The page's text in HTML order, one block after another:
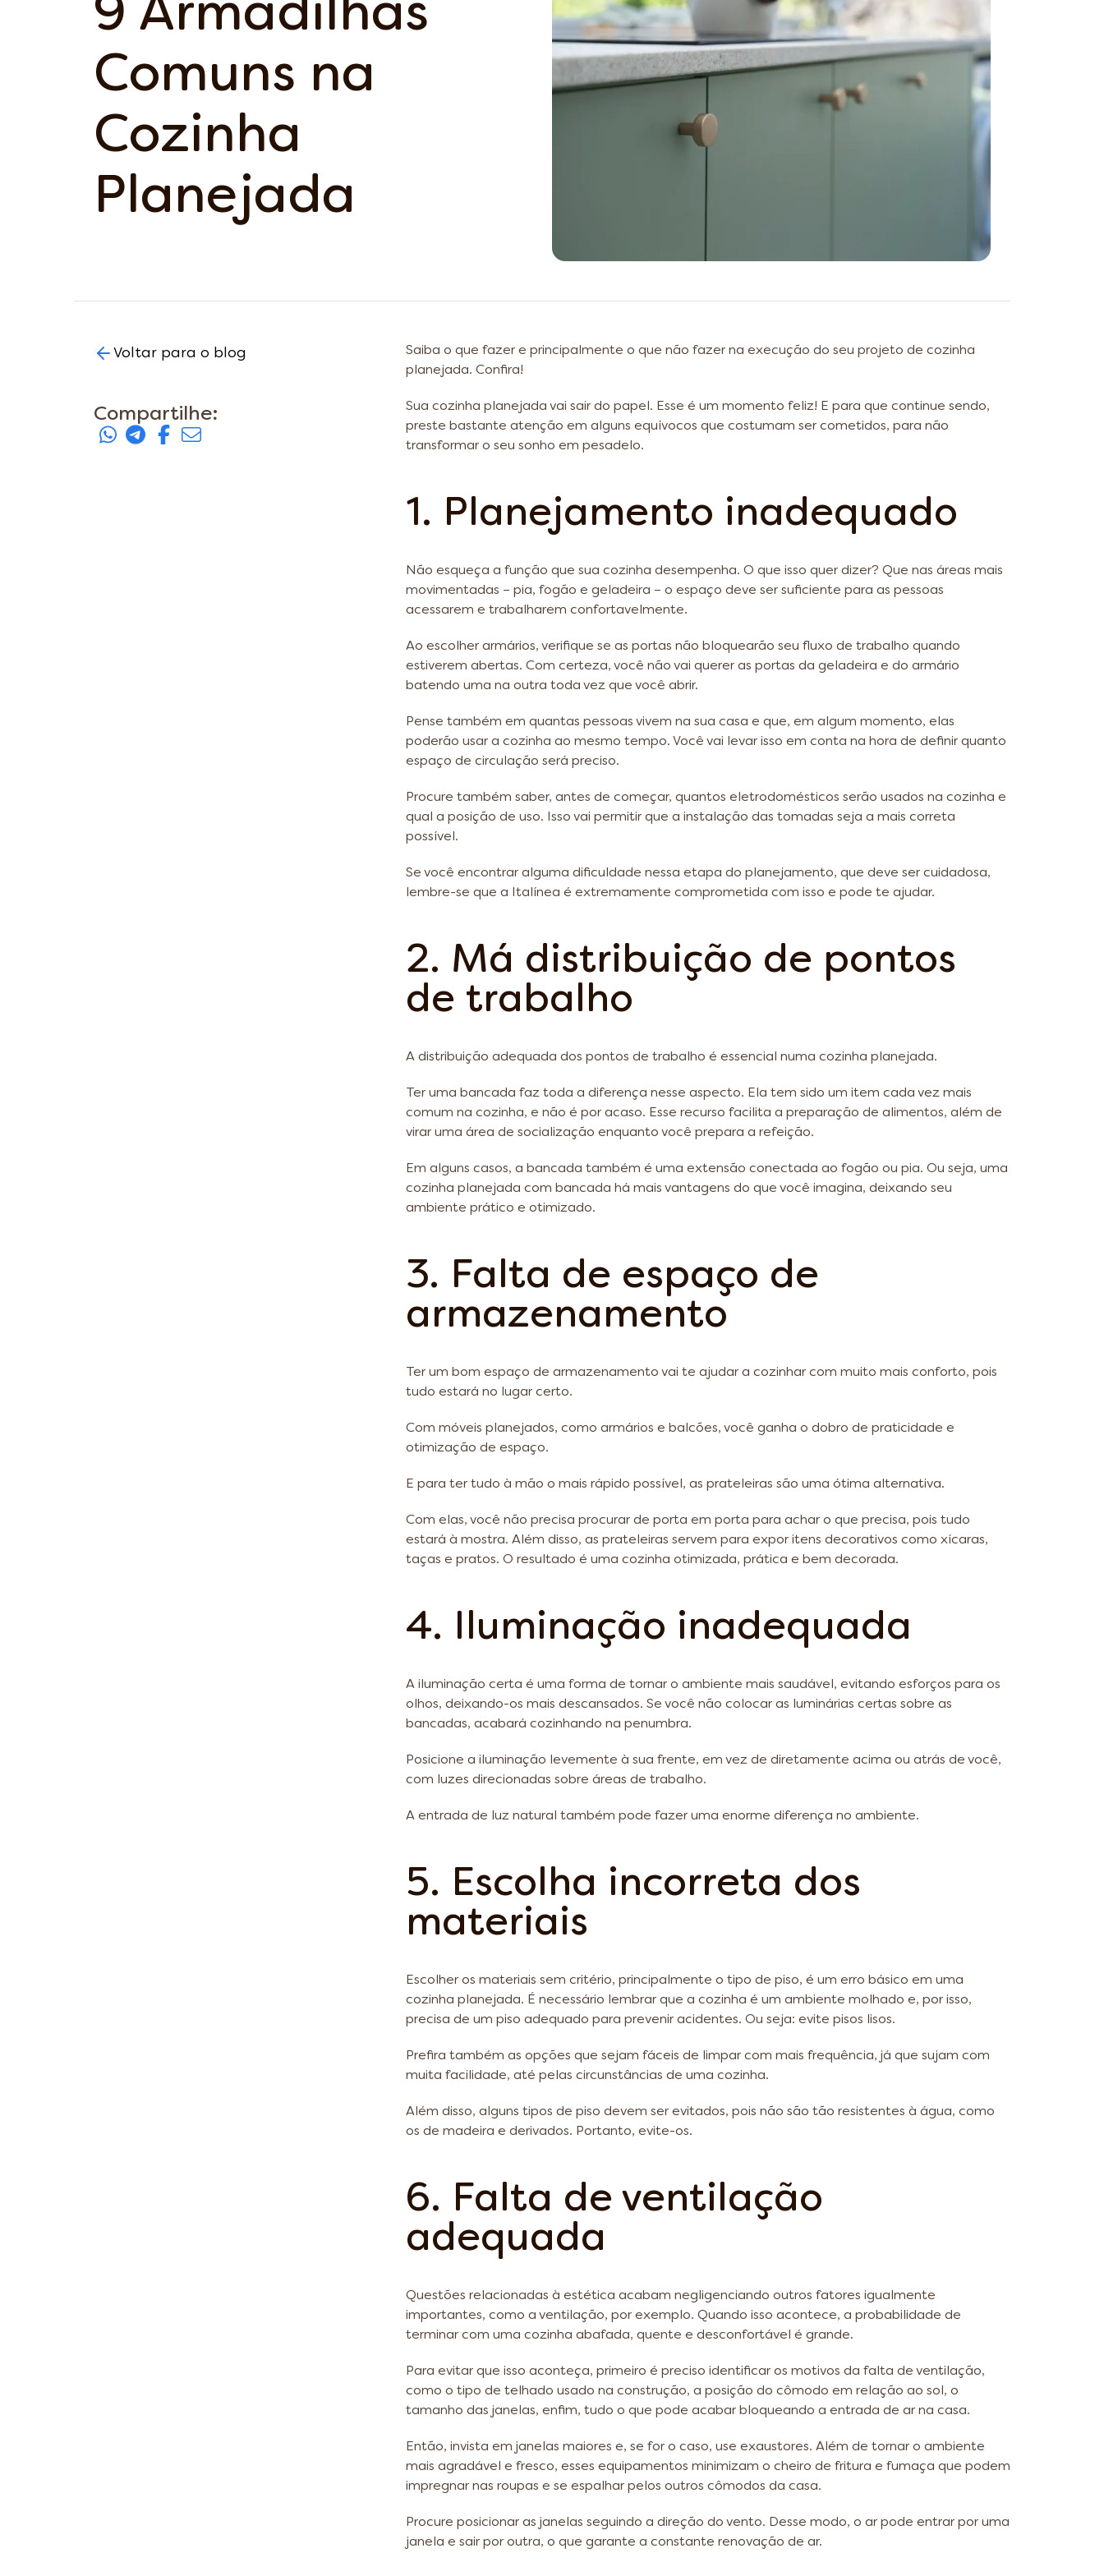
9 Armadilhas
Comuns na
Cozinha
Planejada
Voltar para o blog
Compartilhe:
Saiba o que fazer e principalmente o que não fazer na execução do seu projeto de cozinha
planejada. Confira!
Sua cozinha planejada vai sair do papel. Esse é um momento feliz! E para que continue sendo,
preste bastante atenção em alguns equívocos que costumam ser cometidos, para não
transformar o seu sonho em pesadelo.
1. Planejamento inadequado
Não esqueça a função que sua cozinha desempenha. O que isso quer dizer? Que nas áreas mais
movimentadas – pia, fogão e geladeira – o espaço deve ser suficiente para as pessoas
acessarem e trabalharem confortavelmente.
Ao escolher armários, verifique se as portas não bloquearão seu fluxo de trabalho quando
estiverem abertas. Com certeza, você não vai querer as portas da geladeira e do armário
batendo uma na outra toda vez que você abrir.
Pense também em quantas pessoas vivem na sua casa e que, em algum momento, elas
poderão usar a cozinha ao mesmo tempo. Você vai levar isso em conta na hora de definir quanto
espaço de circulação será preciso.
Procure também saber, antes de começar, quantos eletrodomésticos serão usados na cozinha e
qual a posição de uso. Isso vai permitir que a instalação das tomadas seja a mais correta
possível.
Se você encontrar alguma dificuldade nessa etapa do planejamento, que deve ser cuidadosa,
lembre-se que a Italínea é extremamente comprometida com isso e pode te ajudar.
2. Má distribuição de pontos
de trabalho
A distribuição adequada dos pontos de trabalho é essencial numa cozinha planejada.
Ter uma bancada faz toda a diferença nesse aspecto. Ela tem sido um item cada vez mais
comum na cozinha, e não é por acaso. Esse recurso facilita a preparação de alimentos, além de
virar uma área de socialização enquanto você prepara a refeição.
Em alguns casos, a bancada também é uma extensão conectada ao fogão ou pia. Ou seja, uma
cozinha planejada com bancada há mais vantagens do que você imagina, deixando seu
ambiente prático e otimizado.
3. Falta de espaço de
armazenamento
Ter um bom espaço de armazenamento vai te ajudar a cozinhar com muito mais conforto, pois
tudo estará no lugar certo.
Com móveis planejados, como armários e balcões, você ganha o dobro de praticidade e
otimização de espaço.
E para ter tudo à mão o mais rápido possível, as prateleiras são uma ótima alternativa.
Com elas, você não precisa procurar de porta em porta para achar o que precisa, pois tudo
estará à mostra. Além disso, as prateleiras servem para expor itens decorativos como xícaras,
taças e pratos. O resultado é uma cozinha otimizada, prática e bem decorada.
4. Iluminação inadequada
A iluminação certa é uma forma de tornar o ambiente mais saudável, evitando esforços para os
olhos, deixando-os mais descansados. Se você não colocar as luminárias certas sobre as
bancadas, acabará cozinhando na penumbra.
Posicione a iluminação levemente à sua frente, em vez de diretamente acima ou atrás de você,
com luzes direcionadas sobre áreas de trabalho.
A entrada de luz natural também pode fazer uma enorme diferença no ambiente.
5. Escolha incorreta dos
materiais
Escolher os materiais sem critério, principalmente o tipo de piso, é um erro básico em uma
cozinha planejada. É necessário lembrar que a cozinha é um ambiente molhado e, por isso,
precisa de um piso adequado para prevenir acidentes. Ou seja: evite pisos lisos.
Prefira também as opções que sejam fáceis de limpar com mais frequência, já que sujam com
muita facilidade, até pelas circunstâncias de uma cozinha.
Além disso, alguns tipos de piso devem ser evitados, pois não são tão resistentes à água, como
os de madeira e derivados. Portanto, evite-os.
6. Falta de ventilação
adequada
Questões relacionadas à estética acabam negligenciando outros fatores igualmente
importantes, como a ventilação, por exemplo. Quando isso acontece, a probabilidade de
terminar com uma cozinha abafada, quente e desconfortável é grande.
Para evitar que isso aconteça, primeiro é preciso identificar os motivos da falta de ventilação,
como o tipo de telhado usado na construção, a posição do cômodo em relação ao sol, o
tamanho das janelas, enfim, tudo o que pode acabar bloqueando a entrada de ar na casa.
Então, invista em janelas maiores e, se for o caso, use exaustores. Além de tornar o ambiente
mais agradável e fresco, esses equipamentos minimizam o cheiro de fritura e fumaça que podem
impregnar nas roupas e se espalhar pelos outros cômodos da casa.
Procure posicionar as janelas seguindo a direção do vento. Desse modo, o ar pode entrar por uma
janela e sair por outra, o que garante a constante renovação de ar.